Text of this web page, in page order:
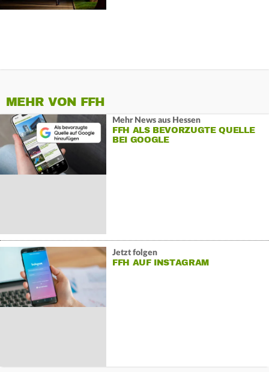
MEHR VON FFH
Mehr News aus Hessen
FFH ALS BEVORZUGTE QUELLE
BEI GOOGLE
Jetzt folgen
FFH AUF INSTAGRAM